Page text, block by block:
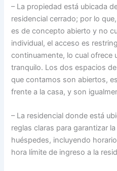
– La propiedad está ubicada
residencial cerrado; por lo
es de concepto abierto y no
individual, el acceso es
continuamente, lo cual ofrece
tranquilo. Los dos espacios
que contamos son abiertos,
frente a la casa, y son
– La residencial donde está
reglas claras para garantizar
huéspedes, incluyendo
hora límite de ingreso a la